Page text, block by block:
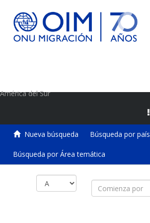
América del Sur
Nueva búsqueda Búsqueda por país
Búsqueda por Área temática